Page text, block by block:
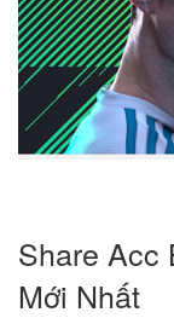
Share Acc
Mới Nhất